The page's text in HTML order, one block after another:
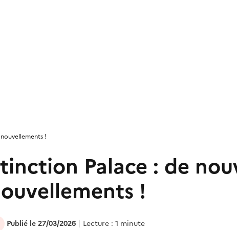
!
Palace : de
!
Publié le 27/03/2026 Lecture : 1 minute